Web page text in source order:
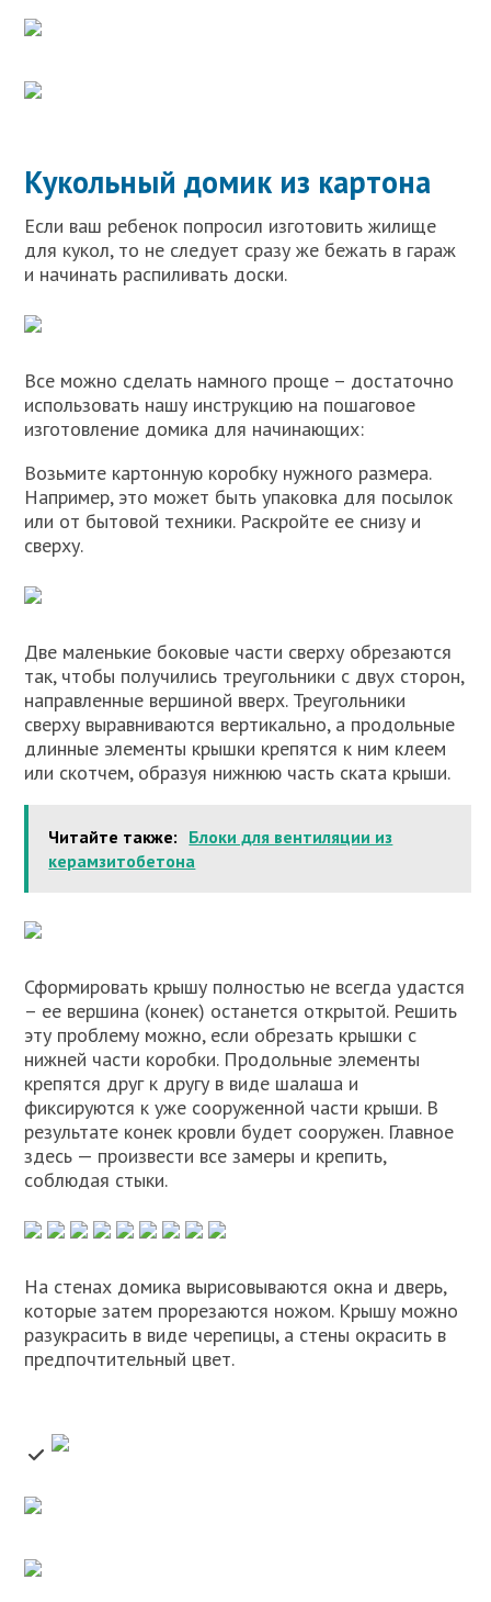
Кукольный домик из картона
Если ваш ребенок попросил изготовить жилище
для кукол, то не следует сразу же бежать в гараж
и начинать распиливать доски.
Все можно сделать намного проще – достаточно
использовать нашу инструкцию на пошаговое
изготовление домика для начинающих:
Возьмите картонную коробку нужного размера.
Например, это может быть упаковка для посылок
или от бытовой техники. Раскройте ее снизу и
сверху.
Две маленькие боковые части сверху обрезаются
так, чтобы получились треугольники с двух сторон,
направленные вершиной вверх. Треугольники
сверху выравниваются вертикально, а продольные
длинные элементы крышки крепятся к ним клеем
или скотчем, образуя нижнюю часть ската крыши.
Читайте также: Блоки для вентиляции из
керамзитобетона
Сформировать крышу полностью не всегда удастся
– ее вершина (конек) останется открытой. Решить
эту проблему можно, если обрезать крышки с
нижней части коробки. Продольные элементы
крепятся друг к другу в виде шалаша и
фиксируются к уже сооруженной части крыши. В
результате конек кровли будет сооружен. Главное
здесь — произвести все замеры и крепить,
соблюдая стыки.
На стенах домика вырисовываются окна и дверь,
которые затем прорезаются ножом. Крышу можно
разукрасить в виде черепицы, а стены окрасить в
предпочтительный цвет.